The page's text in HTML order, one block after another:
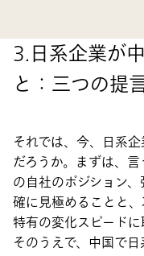
3.日系企業が
と：三つの提
それでは、今、日系
だろうか。まずは、
の自社のポジション
確に見極めることと
特有の変化スピードに
そのうえで、中国で